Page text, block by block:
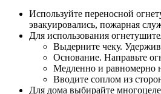
Используйте переносной
эвакуировались, пожарная
Для использования
Выдерните чеку.
Основание. Направьте
Медленно и равномерно
Вводите соплом из
Для дома выбирайте